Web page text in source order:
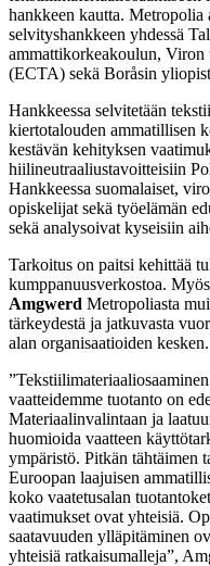
hankkeen kautta. Metropolia
selvityshankkeen yhdessä
ammattikorkeakoulun, Viron
(ECTA) sekä Boråsin
Hankkeessa selvitetään
kiertotalouden ammatillisen
kestävän kehityksen
hiilineutraaliustavoitteisiin
Hankkeessa suomalaiset,
opiskelijat sekä työelämän
sekä analysoivat kyseisiin
Tarkoitus on paitsi kehittää
kumppanuusverkostoa.
Amgwerd Metropoliasta
tärkeydestä ja jatkuvasta
alan organisaatioiden kesken.
vaatteidemme tuotanto on
Materiaalinvalintaan ja
huomioida vaatteen
ympäristö. Pitkän tähtäimen
Euroopan laajuisen
koko vaatetusalan
vaatimukset ovat yhteisiä.
saatavuuden ylläpitäminen
yhteisiä ratkaisumalleja”,